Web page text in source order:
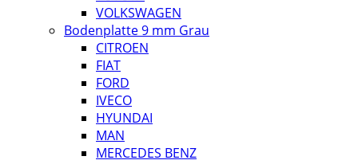
VOLKSWAGEN
Bodenplatte 9 mm Grau
CITROEN
FIAT
FORD
IVECO
HYUNDAI
MAN
MERCEDES BENZ